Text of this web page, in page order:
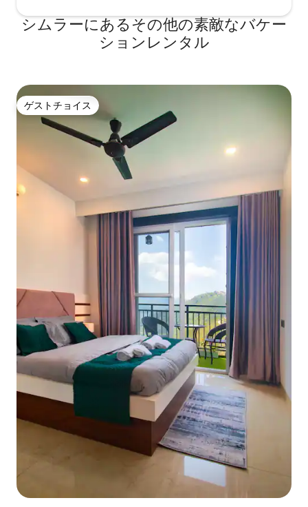
シムラーにあるその他の素敵なバケー
ションレンタル
ゲストチョイス
ゲストチョイス